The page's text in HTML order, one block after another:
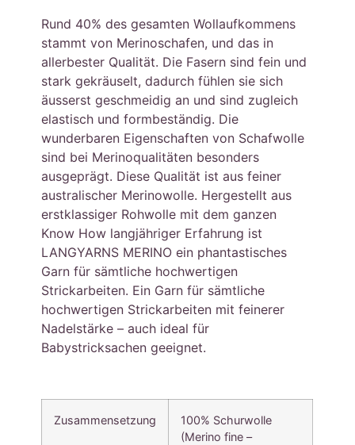
Rund 40% des gesamten Wollaufkommens
stammt von Merinoschafen, und das in
allerbester Qualität. Die Fasern sind fein und
stark gekräuselt, dadurch fühlen sie sich
äusserst geschmeidig an und sind zugleich
elastisch und formbeständig. Die
wunderbaren Eigenschaften von Schafwolle
sind bei Merinoqualitäten besonders
ausgeprägt. Diese Qualität ist aus feiner
australischer Merinowolle. Hergestellt aus
erstklassiger Rohwolle mit dem ganzen
Know How langjähriger Erfahrung ist
LANGYARNS MERINO ein phantastisches
Garn für sämtliche hochwertigen
Strickarbeiten. Ein Garn für sämtliche
hochwertigen Strickarbeiten mit feinerer
Nadelstärke – auch ideal für
Babystricksachen geeignet.
Zusammensetzung
100% Schurwolle
(Merino fine –